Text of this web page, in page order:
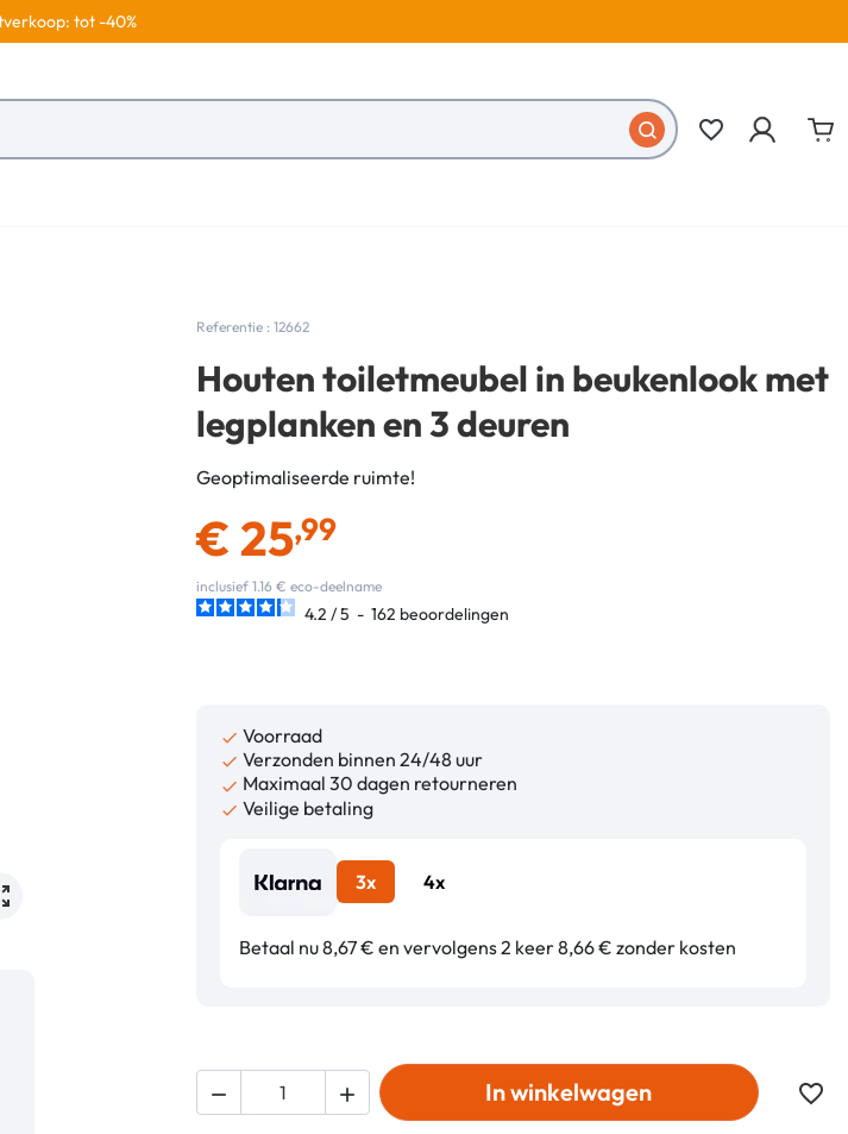
tot -40%
favorite_border
Referentie : 12662
Houten toiletmeubel in beukenlook met
legplanken en 3 deuren
Geoptimaliseerde ruimte!
€ 25,99
inclusief 1.16 € eco-deelname
4.2 /5 - 162 beoordelingen
 Voorraad
 Verzonden binnen 24/48 uur
 Maximaal 30 dagen retourneren
 Veilige betaling
3x 4x
Betaal nu 8,67 € en vervolgens 2 keer 8,66 € zonder kosten
  In winkelwagen favorite_border